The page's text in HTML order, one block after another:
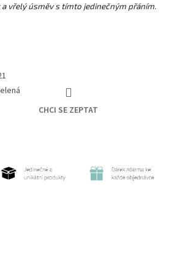
vřelý úsměv s tímto jedinečným přáním.
CHCI SE ZEPTAT